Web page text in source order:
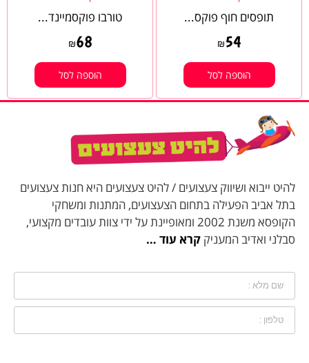
תופסים חוף פוקס...
₪ 54
הוספה לסל
טורבו פוקסמיינד...
₪68
הוספה לסל
להיט ייבוא ושיווק צעצועים / להיט צעצועים היא חנות צעצועים
בתל אביב הפעילה בתחום הצעצועים, המתנות ומשחקי
הקופסא משנת 2002 ומאופיינת על ידי צוות עובדים מקצועי,
סבלני ואדיב המעניק קרא עוד …